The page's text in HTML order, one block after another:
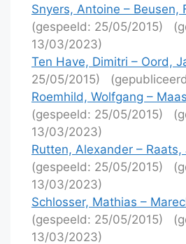
Snyers, Antoine – Beusen,
(gespeeld: 25/05/2015)
13/03/2023)
Ten Have, Dimitri – Oord,
25/05/2015)
Roemhild, Wolfgang –
(gespeeld: 25/05/2015)
13/03/2023)
Rutten, Alexander – Raats,
(gespeeld: 25/05/2015)
13/03/2023)
Schlosser, Mathias –
(gespeeld: 25/05/2015)
13/03/2023)